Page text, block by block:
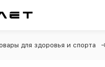
для здоровья и спорта